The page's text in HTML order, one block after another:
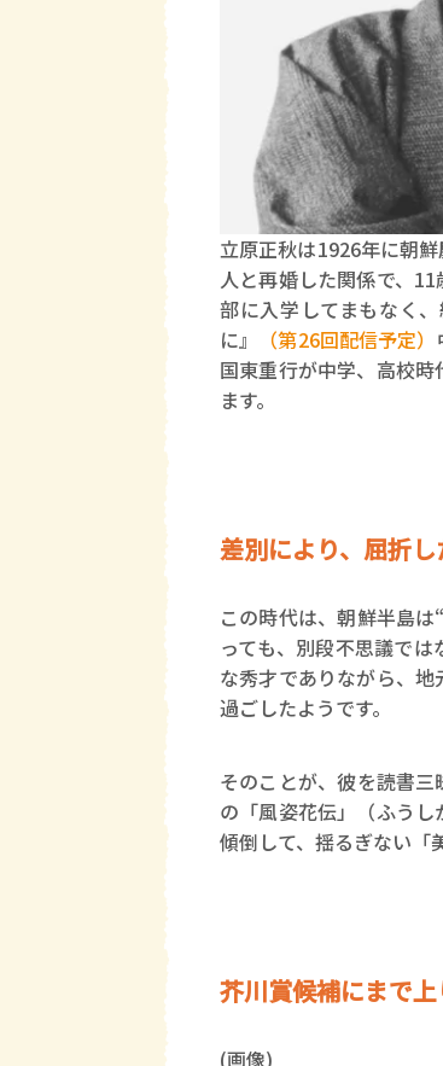
立原正秋は1926年に朝
人と再婚した関係で、
部に入学してまもなく
に』
（第26回配信予定）
国東重行が中学、高校時
ます。
差別により、屈折
この時代は、朝鮮半島
っても、別段不思議で
な秀才でありながら、
過ごしたようです。
そのことが、彼を読書
の「風姿花伝」（ふう
傾倒して、揺るぎない「
芥川賞候補にまで
(画像)